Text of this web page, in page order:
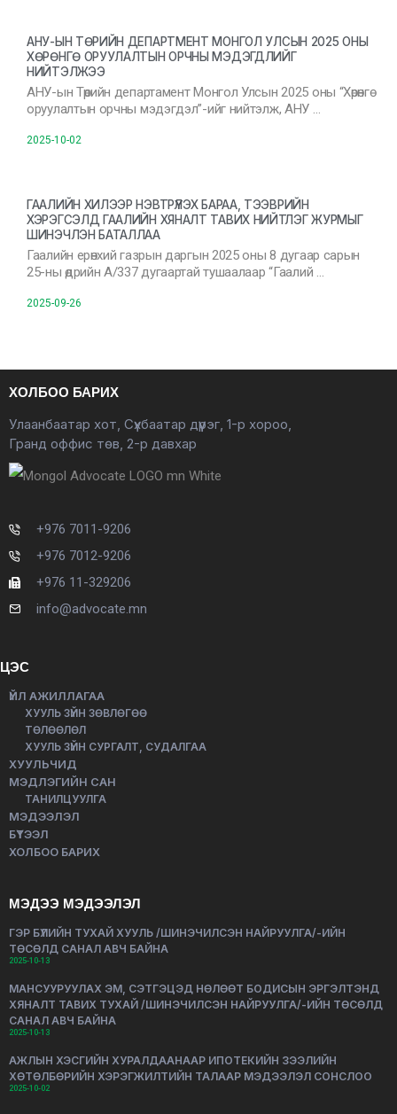
АНУ-ЫН ТӨРИЙН ДЕПАРТМЕНТ МОНГОЛ УЛСЫН 2025 ОНЫ
ХӨРӨНГӨ ОРУУЛАЛТЫН ОРЧНЫ МЭДЭГДЛИЙГ
НИЙТЭЛЖЭЭ
АНУ-ын Төрийн департамент Монгол Улсын 2025 оны “Хөрөнгө
оруулалтын орчны мэдэгдэл”-ийг нийтэлж, АНУ …
2025-10-02
ГААЛИЙН ХИЛЭЭР НЭВТРҮҮЛЭХ БАРАА, ТЭЭВРИЙН
ХЭРЭГСЭЛД ГААЛИЙН ХЯНАЛТ ТАВИХ НИЙТЛЭГ ЖУРМЫГ
ШИНЭЧЛЭН БАТАЛЛАА
Гаалийн ерөнхий газрын даргын 2025 оны 8 дугаар сарын
25-ны өдрийн А/337 дугаартай тушаалаар “Гаалий …
2025-09-26
ХОЛБОО БАРИХ
Улаанбаатар хот, Сүхбаатар дүүрэг, 1-р хороо,
Гранд оффис төв, 2-р давхар
+976 7011-9206
+976 7012-9206
+976 11-329206
info@advocate.mn
ЦЭС
ҮЙЛ АЖИЛЛАГАА
ХУУЛЬ ЗҮЙН ЗӨВЛӨГӨӨ
ТӨЛӨӨЛӨЛ
ХУУЛЬ ЗҮЙН СУРГАЛТ, СУДАЛГАА
ХУУЛЬЧИД
МЭДЛЭГИЙН САН
ТАНИЛЦУУЛГА
МЭДЭЭЛЭЛ
БҮТЭЭЛ
ХОЛБОО БАРИХ
МЭДЭЭ МЭДЭЭЛЭЛ
ГЭР БҮЛИЙН ТУХАЙ ХУУЛЬ /ШИНЭЧИЛСЭН НАЙРУУЛГА/-ИЙН
ТӨСӨЛД САНАЛ АВЧ БАЙНА
2025-10-13
МАНСУУРУУЛАХ ЭМ, СЭТГЭЦЭД НӨЛӨӨТ БОДИСЫН ЭРГЭЛТЭНД
ХЯНАЛТ ТАВИХ ТУХАЙ /ШИНЭЧИЛСЭН НАЙРУУЛГА/-ИЙН ТӨСӨЛД
САНАЛ АВЧ БАЙНА
2025-10-13
АЖЛЫН ХЭСГИЙН ХУРАЛДААНААР ИПОТЕКИЙН ЗЭЭЛИЙН
ХӨТӨЛБӨРИЙН ХЭРЭГЖИЛТИЙН ТАЛААР МЭДЭЭЛЭЛ СОНСЛОО
2025-10-02